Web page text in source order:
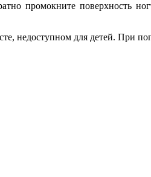
промокните поверхность
недоступном для детей. При